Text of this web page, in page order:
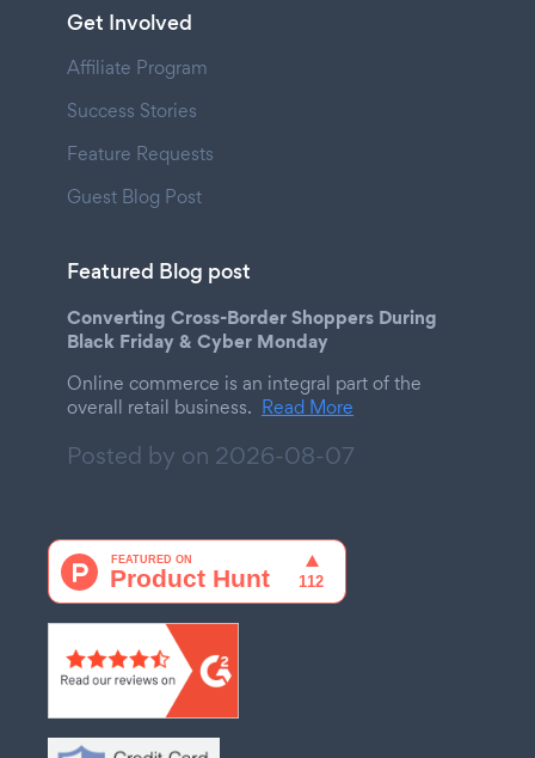
Get Involved
Affiliate Program
Success Stories
Feature Requests
Guest Blog Post
Featured Blog post
Converting Cross-Border Shoppers During
Black Friday & Cyber Monday
Online commerce is an integral part of the
overall retail business. Read More
Posted by on 2026-08-07